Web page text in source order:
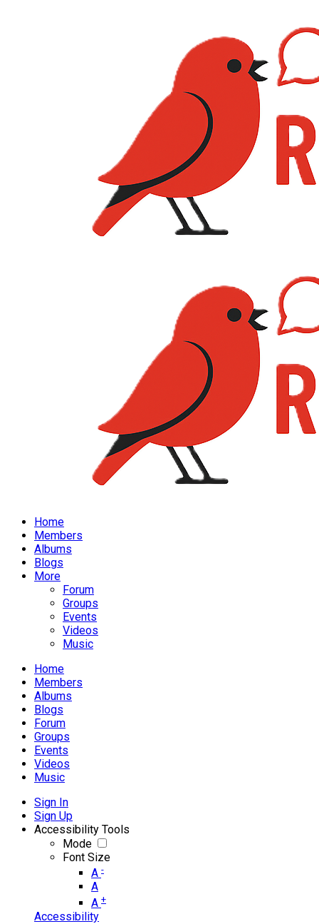
Home
Members
Albums
Blogs
More
Forum
Groups
Events
Videos
Music
Home
Members
Albums
Blogs
Forum
Groups
Events
Videos
Music
Sign In
Sign Up
Accessibility Tools
Mode
Font Size
A -
A
A +
Accessibility